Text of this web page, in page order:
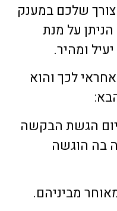
שלכם במענק
על מנת
ומהיר.
לכך והוא
ימים) מיום הגשת הבקשה
השנה בה הוגשה
מביניהם.